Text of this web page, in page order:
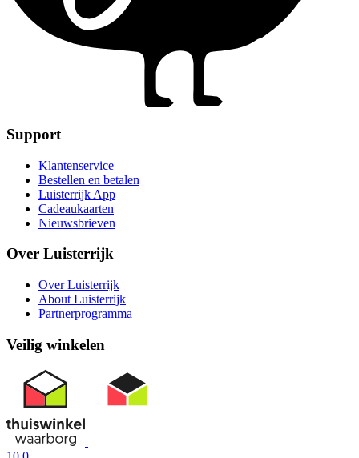
Support
Klantenservice
Bestellen en betalen
Luisterrijk App
Cadeaukaarten
Nieuwsbrieven
Over Luisterrijk
Over Luisterrijk
About Luisterrijk
Partnerprogramma
Veilig winkelen